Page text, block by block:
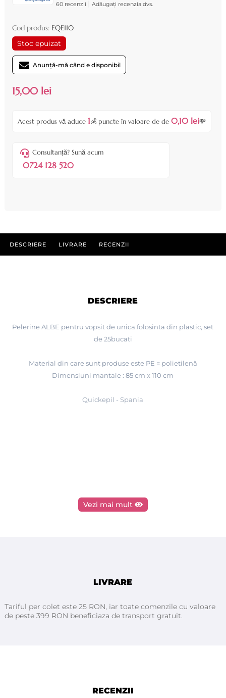
60 recenzii Adăugați recenzia dvs.
Cod produs: EQE110
Stoc epuizat
Anunță-mă când e disponibil
15,00 lei
Acest produs vă aduce 1💰 puncte în valoare de de 0,10 lei💸
Consultanță? Sună acum
0724 128 520
DESCRIERE LIVRARE RECENZII
DESCRIERE
Pelerine ALBE pentru vopsit de unica folosinta din plastic, set
de 25bucati
Material din care sunt produse este PE = polietilenă
Dimensiuni mantale : 85 cm x 110 cm
Quickepil - Spania
Vezi mai mult
LIVRARE
Tariful per colet este 25 RON, iar toate comenzile cu valoare
de peste 399 RON beneficiaza de transport gratuit.
RECENZII